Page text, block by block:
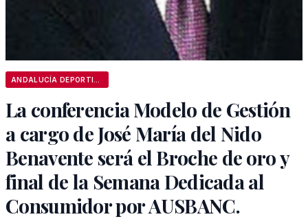
La conferencia Modelo de Gestión
a cargo de José María del Nido
Benavente será el Broche de oro y
final de la Semana Dedicada al
Consumidor por AUSBANC.